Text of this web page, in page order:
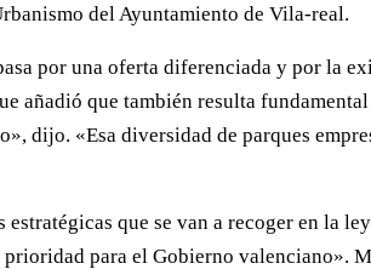
del Ayuntamiento de Vila-real.
por una oferta diferenciada y por la
añadió que también resulta
dijo. «Esa diversidad de parques
que se van a recoger en la
para el Gobierno valenciano».